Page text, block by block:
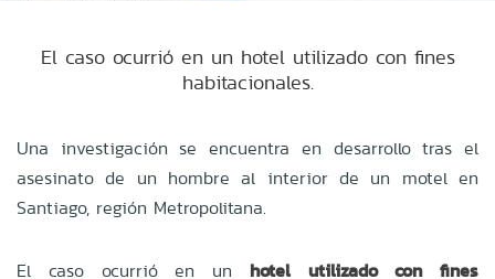
El caso ocurrió en un hotel utilizado con fines
habitacionales.
Una investigación se encuentra en desarrollo tras el
asesinato de un hombre al interior de un motel en
Santiago, región Metropolitana.
El caso ocurrió en un hotel utilizado con fines